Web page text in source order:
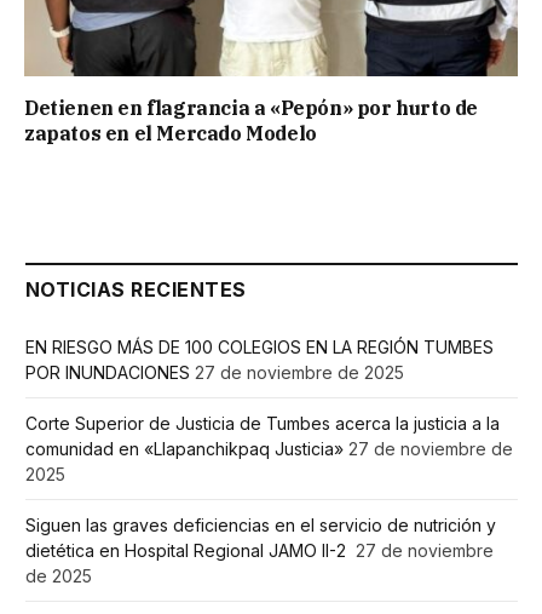
Detienen en flagrancia a «Pepón» por hurto de
zapatos en el Mercado Modelo
NOTICIAS RECIENTES
EN RIESGO MÁS DE 100 COLEGIOS EN LA REGIÓN TUMBES
POR INUNDACIONES 27 de noviembre de 2025
Corte Superior de Justicia de Tumbes acerca la justicia a la
comunidad en «Llapanchikpaq Justicia» 27 de noviembre de
2025
Siguen las graves deficiencias en el servicio de nutrición y
dietética en Hospital Regional JAMO II-2 27 de noviembre
de 2025